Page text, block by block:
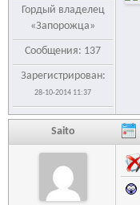
Гордый владелец
«Запорожца»
Сообщения: 137
Зарегистрирован:
28-10-2014 11:37
Saito